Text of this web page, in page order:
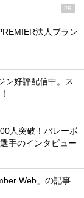
PR
法人プラン
ン好評配信中。ス
人突破！バレーボ
手のインタビュー
Web」の記事